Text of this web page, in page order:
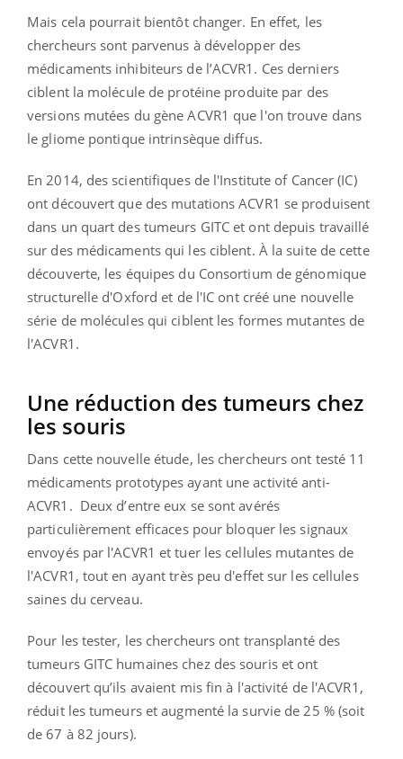
Mais cela pourrait bientôt changer. En effet, les
chercheurs sont parvenus à développer des
médicaments inhibiteurs de l’ACVR1. Ces derniers
ciblent la molécule de protéine produite par des
versions mutées du gène ACVR1 que l'on trouve dans
le gliome pontique intrinsèque diffus.
En 2014, des scientifiques de l'Institute of Cancer (IC)
ont découvert que des mutations ACVR1 se produisent
dans un quart des tumeurs GITC et ont depuis travaillé
sur des médicaments qui les ciblent. À la suite de cette
découverte, les équipes du Consortium de génomique
structurelle d'Oxford et de l'IC ont créé une nouvelle
série de molécules qui ciblent les formes mutantes de
l'ACVR1.
Une réduction des tumeurs chez
les souris
Dans cette nouvelle étude, les chercheurs ont testé 11
médicaments prototypes ayant une activité anti-
ACVR1. Deux d’entre eux se sont avérés
particulièrement efficaces pour bloquer les signaux
envoyés par l'ACVR1 et tuer les cellules mutantes de
l'ACVR1, tout en ayant très peu d'effet sur les cellules
saines du cerveau.
Pour les tester, les chercheurs ont transplanté des
tumeurs GITC humaines chez des souris et ont
découvert qu’ils avaient mis fin à l'activité de l'ACVR1,
réduit les tumeurs et augmenté la survie de 25 % (soit
de 67 à 82 jours).